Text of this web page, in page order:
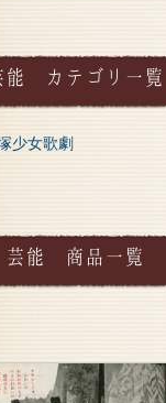
能 カテゴリ一覧
少女歌劇
芸能 商品一覧